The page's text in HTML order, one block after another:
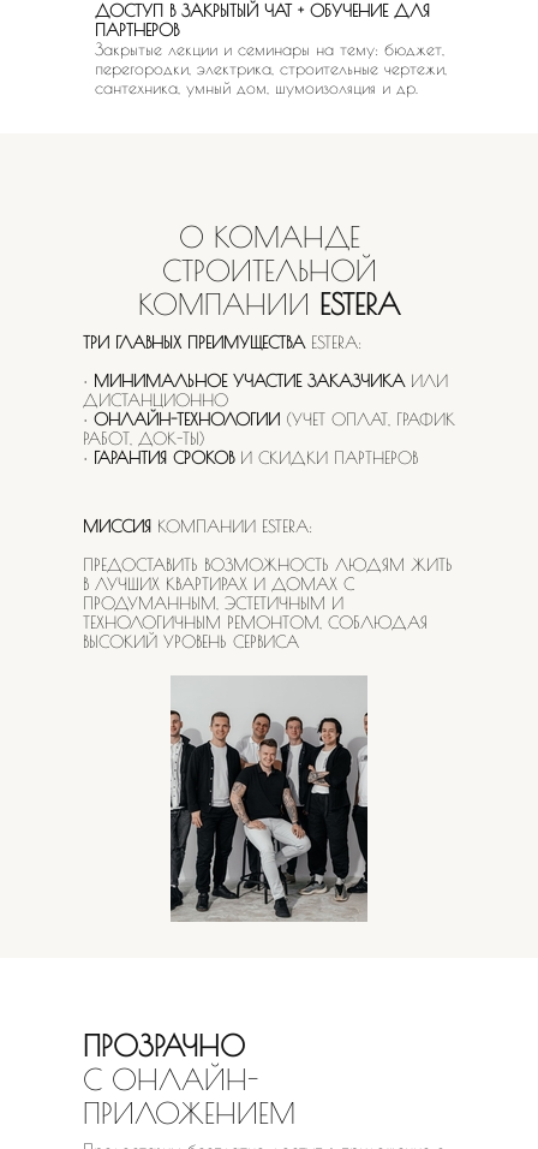
ДОСТУП В ЗАКРЫТЫЙ ЧАТ + ОБУЧЕНИЕ ДЛЯ
ПАРТНЕРОВ
Закрытые лекции и семинары на тему: бюджет,
перегородки, электрика, строительные чертежи,
сантехника, умный дом, шумоизоляция и др.
О КОМАНДЕ
СТРОИТЕЛЬНОЙ
КОМПАНИИ ESTERA
ТРИ ГЛАВНЫХ ПРЕИМУЩЕСТВА ESTERA:
МИНИМАЛЬНОЕ УЧАСТИЕ ЗАКАЗЧИКА ИЛИ
ДИСТАНЦИОННО
ОНЛАЙН-ТЕХНОЛОГИИ (УЧЕТ ОПЛАТ, ГРАФИК
РАБОТ, ДОК-ТЫ)
ГАРАНТИЯ СРОКОВИ СКИДКИ ПАРТНЕРОВ
МИССИЯ КОМПАНИИ ESTERA:
ПРЕДОСТАВИТЬ ВОЗМОЖНОСТЬ ЛЮДЯМ ЖИТЬ
В ЛУЧШИХ КВАРТИРАХ И ДОМАХ С
ПРОДУМАННЫМ, ЭСТЕТИЧНЫМ И
ТЕХНОЛОГИЧНЫМ РЕМОНТОМ, СОБЛЮДАЯ
ВЫСОКИЙ УРОВЕНЬ СЕРВИСА
ПРОЗРАЧНО
С ОНЛАЙН-
ПРИЛОЖЕНИЕМ